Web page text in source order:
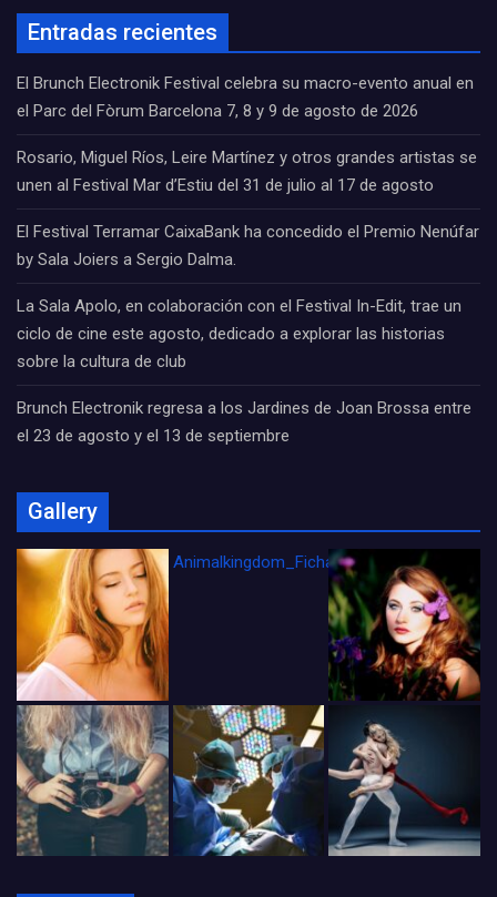
Entradas recientes
El Brunch Electronik Festival celebra su macro-evento anual en
el Parc del Fòrum Barcelona 7, 8 y 9 de agosto de 2026
Rosario, Miguel Ríos, Leire Martínez y otros grandes artistas se
unen al Festival Mar d’Estiu del 31 de julio al 17 de agosto
El Festival Terramar CaixaBank ha concedido el Premio Nenúfar
by Sala Joiers a Sergio Dalma.
La Sala Apolo, en colaboración con el Festival In-Edit, trae un
ciclo de cine este agosto, dedicado a explorar las historias
sobre la cultura de club
Brunch Electronik regresa a los Jardines de Joan Brossa entre
el 23 de agosto y el 13 de septiembre
Gallery
Animalkingdom_FichaCine